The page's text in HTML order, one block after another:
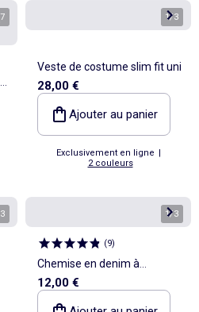
7 1/3
Veste de costume slim fit uni
28,00 €
Ajouter au panier
Exclusivement en ligne |
2 couleurs
3 1/3
(9)
Chemise en denim à
manches courtes
12,00 €